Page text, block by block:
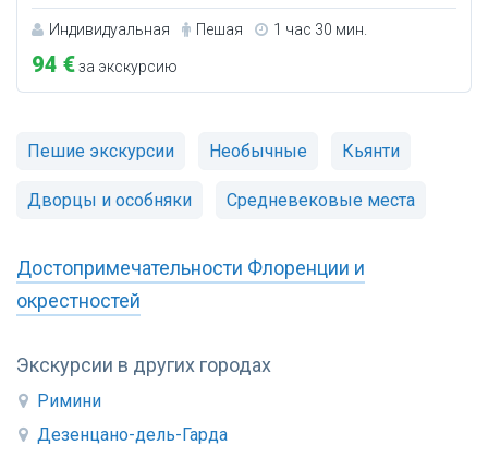
Экскурсии в других городах
Римини
Дезенцано-дель-Гарда
Индивидуальная Пешая 1 час 30 мин.
94 €за экскурсию
Пешие экскурсии Необычные Кьянти
Дворцы и особняки Средневековые места
Достопримечательности Флоренции и
окрестностей